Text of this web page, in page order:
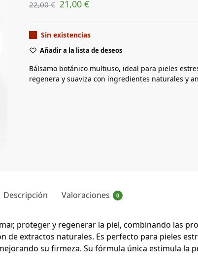
22,00€ 21,00 €
Sin existencias
Añadir a la lista de deseos
Bálsamo botánico multiuso, ideal para pieles
regenera y suaviza con ingredientes naturales y
Descripción Valoraciones 0
proteger y regenerar la piel, combinando las
de extractos naturales. Es perfecto para pieles
su firmeza. Su fórmula única estimula la